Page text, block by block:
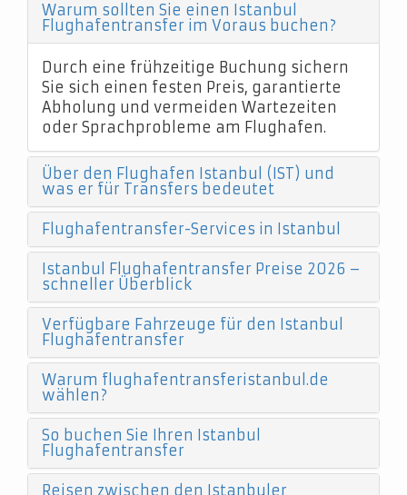
Warum sollten Sie einen Istanbul
Flughafentransfer im Voraus buchen?
Durch eine frühzeitige Buchung sichern
Sie sich einen festen Preis, garantierte
Abholung und vermeiden Wartezeiten
oder Sprachprobleme am Flughafen.
Über den Flughafen Istanbul (IST) und
was er für Transfers bedeutet
Flughafentransfer-Services in Istanbul
Istanbul Flughafentransfer Preise 2026 –
schneller Überblick
Verfügbare Fahrzeuge für den Istanbul
Flughafentransfer
Warum flughafentransferistanbul.de
wählen?
So buchen Sie Ihren Istanbul
Flughafentransfer
Reisen zwischen den Istanbuler